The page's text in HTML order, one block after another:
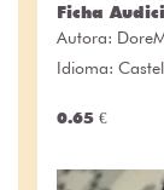
Ficha
Autora:
Idioma:
0.65 €